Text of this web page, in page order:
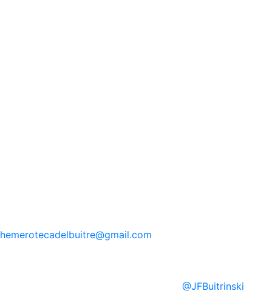
hemerotecadelbuitre@gmail.com
@JFBuitrinski